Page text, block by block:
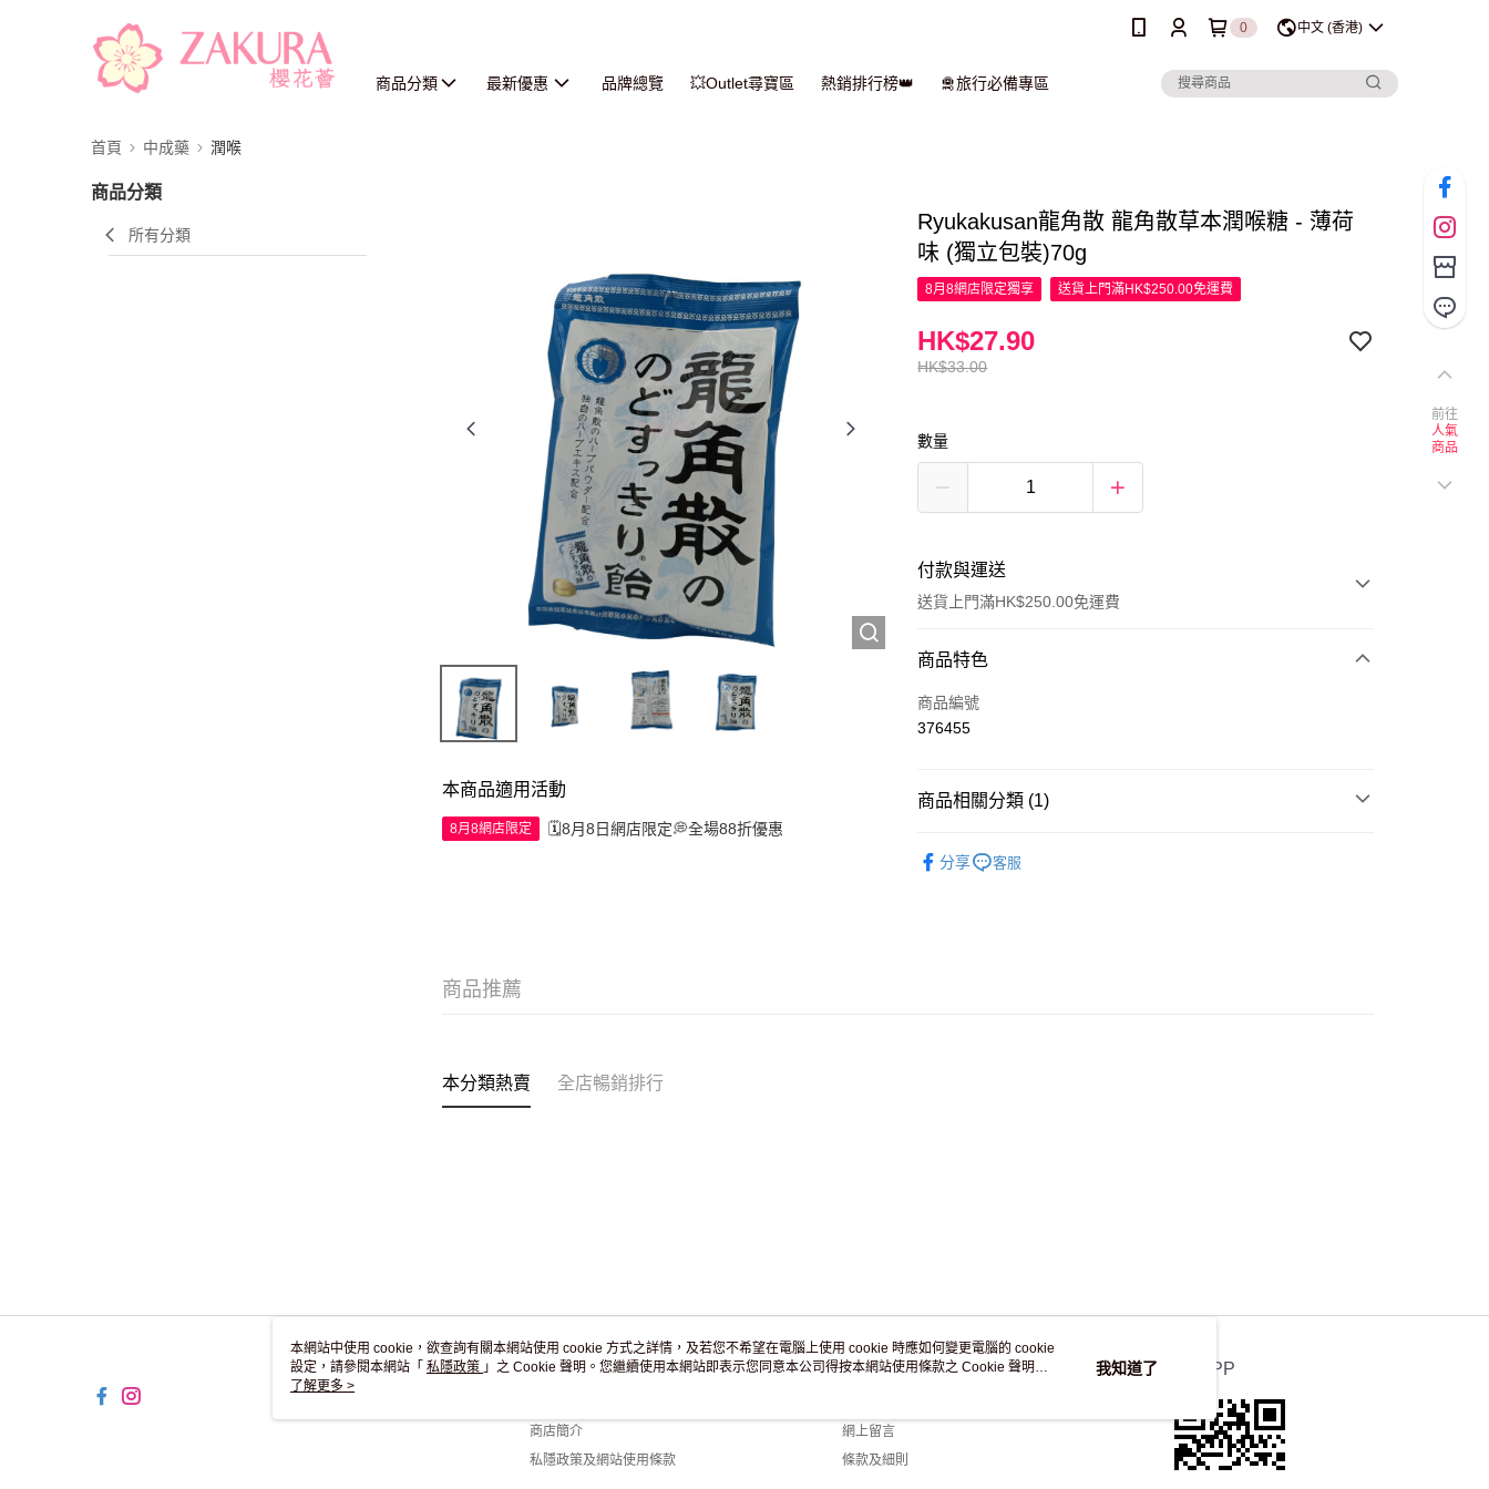
0 中文 (香港)
商品分類 最新優惠 品牌總覽 💥Outlet尋寶區 熱銷排行榜👑 🛅旅行必備專區
首頁 中成藥 潤喉
商品分類
所有分類
本商品適用活動
8月8網店限定 🗓️8月8日網店限定💭全場88折優惠
Ryukakusan龍角散 龍角散草本潤喉糖 - 薄荷
味 (獨立包裝)70g
8月8網店限定獨享 送貨上門滿HK$250.00免運費
HK$33.00
HK$27.90
數量
付款與運送
送貨上門滿HK$250.00免運費
付款方式
信用卡
商品特色
商品編號
376455
商品相關分類 (1)
分享
客服
商品推薦
本分類熱賣 全店暢銷排行
關於我們
商店簡介
私隱政策及網站使用條款
客戶服務
網上留言
條款及細則
官方APP
前往
人氣
商品
本網站中使用 cookie，欲查詢有關本網站使用 cookie 方式之詳情，及若您不希望在電腦上使用 cookie 時應如何變更電腦的 cookie
設定，請參閱本網站「 私隱政策 」之 Cookie 聲明。您繼續使用本網站即表示您同意本公司得按本網站使用條款之 Cookie 聲明使
用 cookie。
了解更多 >
我知道了